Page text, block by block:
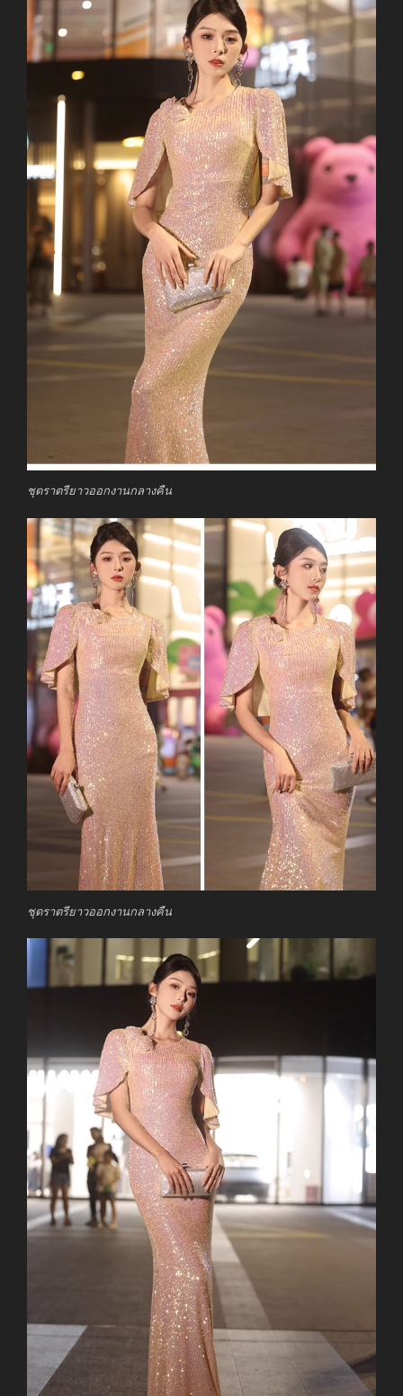
ชุดราตรียาวออกงานกลางคืน
ชุดราตรียาวออกงานกลางคืน